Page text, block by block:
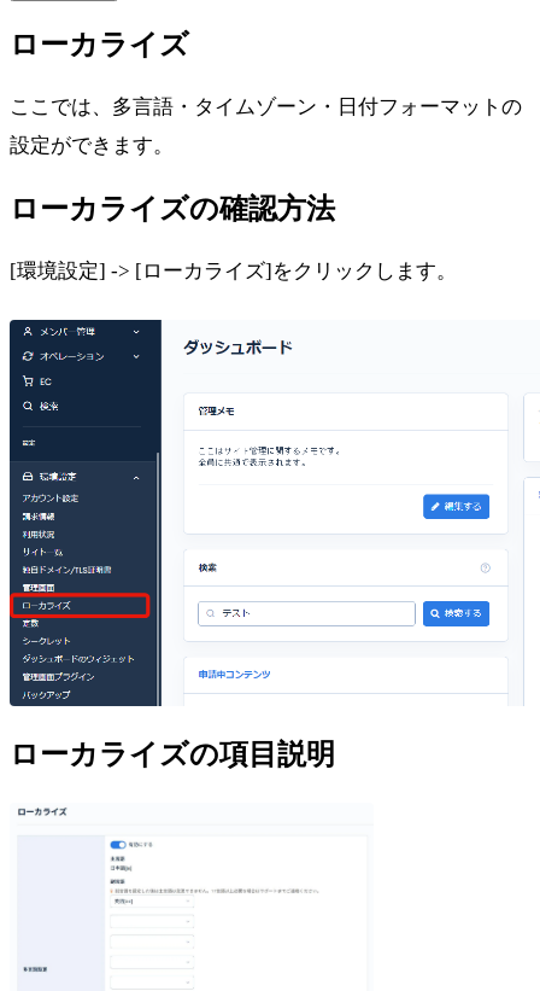
ローカライズ
ここでは、多言語・タイムゾーン・日付フォーマットの
設定ができます。
ローカライズの確認方法
[環境設定] -> [ローカライズ]をクリックします。
ローカライズの項目説明